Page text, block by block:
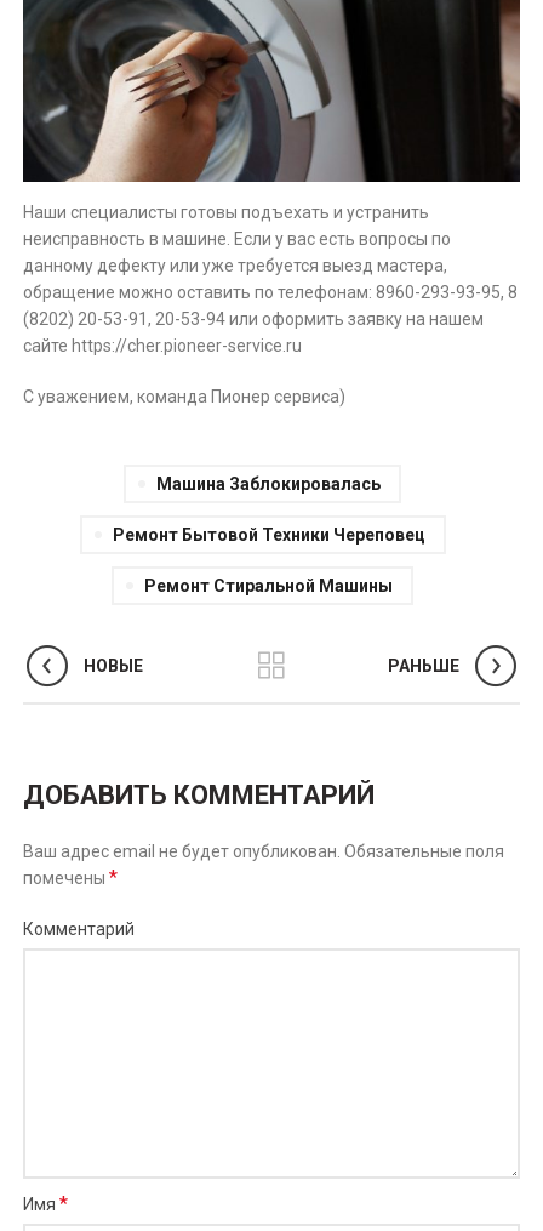
Наши специалисты готовы подъехать и устранить
неисправность в машине. Если у вас есть вопросы по
данному дефекту или уже требуется выезд мастера,
обращение можно оставить по телефонам: 8960-293-93-95, 8
(8202) 20-53-91, 20-53-94 или оформить заявку на нашем
сайте https://cher.pioneer-service.ru
С уважением, команда Пионер сервиса)
Машина Заблокировалась
Ремонт Бытовой Техники Череповец
Ремонт Стиральной Машины
НОВЫЕ РАНЬШЕ
ДОБАВИТЬ КОММЕНТАРИЙ
Ваш адрес email не будет опубликован. Обязательные поля
помечены*
Комментарий
Имя*